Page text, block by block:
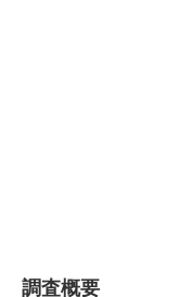
調査概要